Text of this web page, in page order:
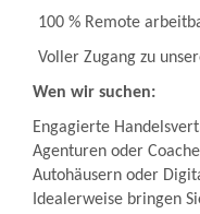
100 % Remote
Voller Zugang zu
Wen wir suchen:
Engagierte
Agenturen oder
Autohäusern oder
Idealerweise bringen